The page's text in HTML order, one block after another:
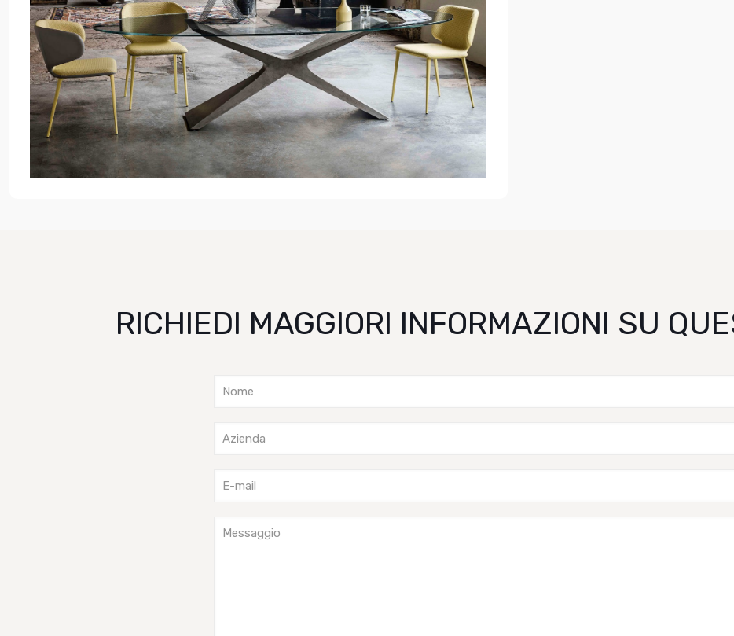
RICHIEDI MAGGIORI INFORMAZIONI SU